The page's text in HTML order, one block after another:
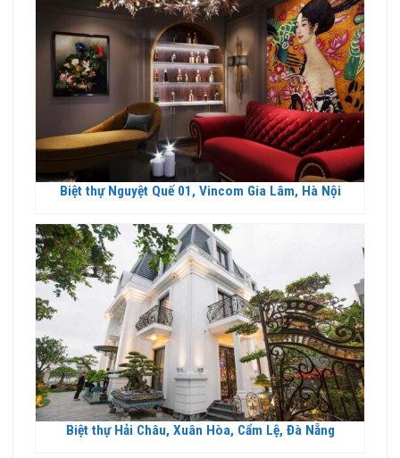
Biệt thự Nguyệt Quế 01, Vincom Gia Lâm, Hà Nội
Biệt thự Hải Châu, Xuân Hòa, Cẩm Lệ, Đà Nẵng